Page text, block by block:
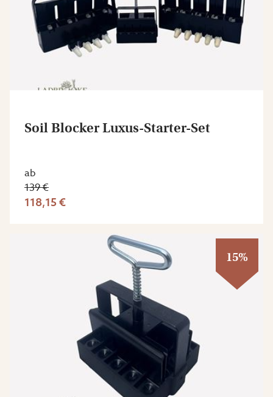
Soil Blocker Luxus-Starter-Set
ab
139 €
118,15 €
15%